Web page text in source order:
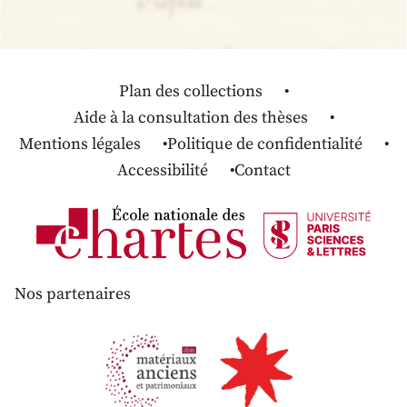
Plan des collections
Aide à la consultation des thèses
Mentions légales
Politique de confidentialité
Accessibilité
Contact
Nos partenaires